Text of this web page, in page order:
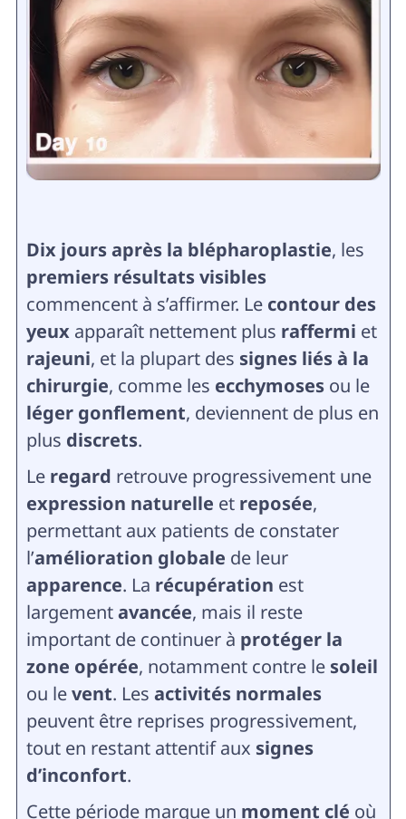
Dix jours après la blépharoplastie, les
premiers résultats visibles
commencent à s’affirmer. Le contour des
yeuxapparaît nettement plus raffermi et
rajeuni, et la plupart des signes liés à la
chirurgie, comme les ecchymosesou le
léger gonflement, deviennent de plus en
plus discrets.
Le regard retrouve progressivement une
expression naturelle et reposée,
permettant aux patients de constater
l’amélioration globale de leur
apparence. La récupération est
largementavancée, mais il reste
important de continuer à protéger la
zone opérée, notamment contre le soleil
ou levent. Les activités normales
peuvent être reprises progressivement,
tout en restant attentif aux signes
d’inconfort.
Cette période marque un moment clé où